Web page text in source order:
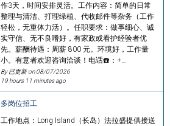
作3天，时间安排灵活。工作内容：简单的日常
整理与清洁、打理绿植、代收邮件等杂务（工作
轻松，无重体力活）。任职要求：做事细心、诚
实守信、无不良嗜好，有家政或看护经验者优
先。薪酬待遇：周薪 800 元。环境好，工作量
小。有意者欢迎咨询洽谈！电话☎️：+…
By 已更新 on08/07/2026
19 hours 11 minutes ago
多岗位招工
工作地点：Long Island（长岛）法拉盛提供接送